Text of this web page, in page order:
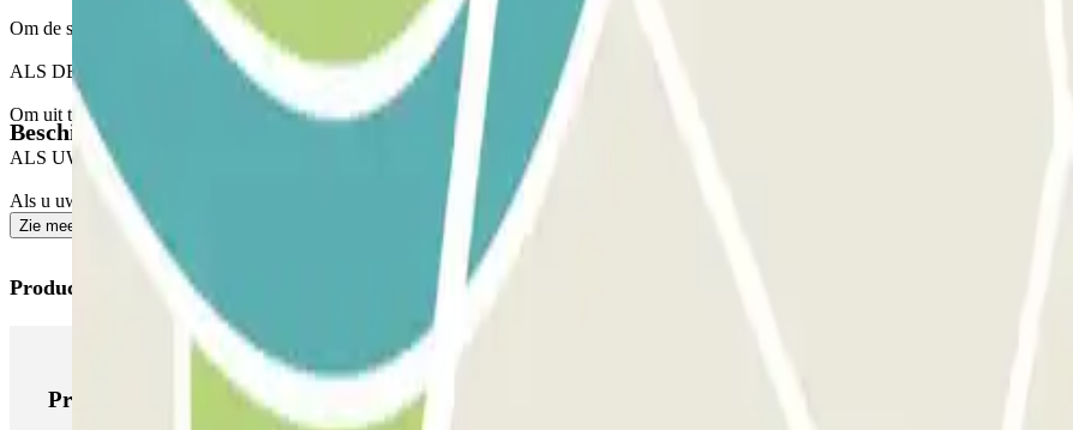
Om de slagboom te openen: Stop voor de slagboom. De nummerplaatlezer herkent uw voertuig en de slagboom gaat automatisch open
ALS DE SLUITING NIET OPEN GAAT: bel de 24u intercom met uw nummerplaat.
Om uit te stappen: stop voor de slagboom. De nummerplaatlezer herkent uw voertuig en de slagboom gaat automatisch open zonder dat u
ALS UW PAS ONBEPERKT IN EN UIT MAG: Volg dezelfde procedure als hierboven om in en uit te rijden.
Als u uw verblijfsduur heeft overschreden: ga naar de geldautomaat en geef uw kenteken op om het teveel betaalde met een creditcard te
Zie meer
Beschikbare producten
Producten van Parclick
Producten van Parclick